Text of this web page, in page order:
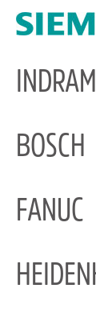
BOSCH
FANUC